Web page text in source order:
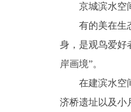
京城滨水空间
有的美在生态
身，是观鸟爱好
岸画境”。
在建滨水空间
济桥遗址以及小